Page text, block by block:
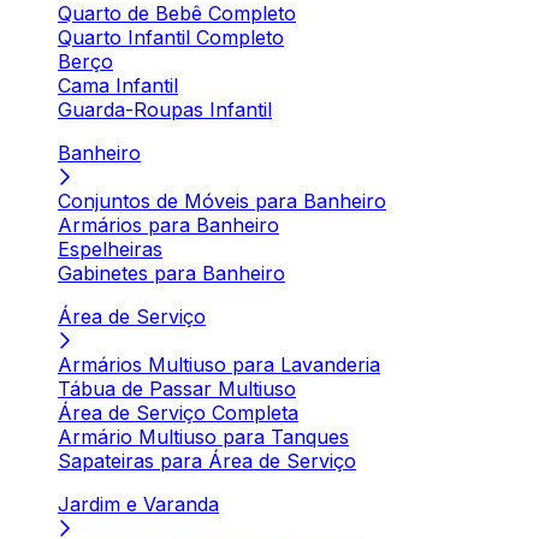
Quarto de Bebê Completo
Quarto Infantil Completo
Berço
Cama Infantil
Guarda-Roupas Infantil
Banheiro
Conjuntos de Móveis para Banheiro
Armários para Banheiro
Espelheiras
Gabinetes para Banheiro
Área de Serviço
Armários Multiuso para Lavanderia
Tábua de Passar Multiuso
Área de Serviço Completa
Armário Multiuso para Tanques
Sapateiras para Área de Serviço
Jardim e Varanda